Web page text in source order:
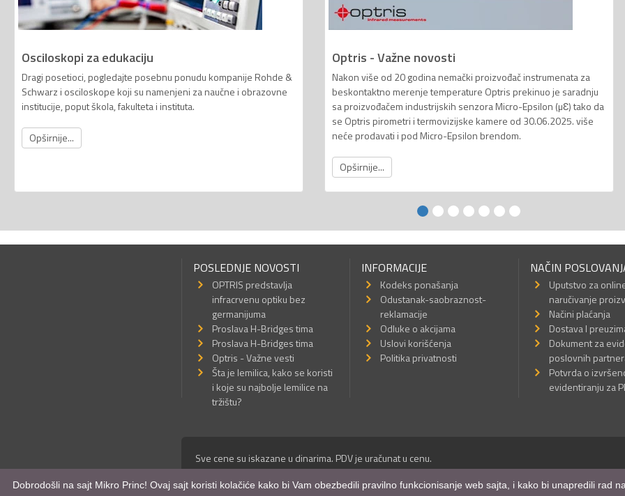
Osciloskopi za edukaciju
Dragi posetioci, pogledajte posebnu ponudu kompanije Rohde &
Schwarz i osciloskope koji su namenjeni za naučne i obrazovne
institucije, poput škola, fakulteta i instituta.
Opširnije...
Optris - Važne novosti
Nakon više od 20 godina nemački proizvođač instrumenata za
beskontaktno merenje temperature Optris prekinuo je saradnju
sa proizvođačem industrijskih senzora Micro-Epsilon (µƐ) tako da
se Optris pirometri i termovizijske kamere od 30.06.2025. više
neće prodavati i pod Micro-Epsilon brendom.
Opširnije...
POSLEDNJE NOVOSTI
OPTRIS predstavlja
infracrvenu optiku bez
germanijuma
Proslava H-Bridges tima
Proslava H-Bridges tima
Optris - Važne vesti
Šta je lemilica, kako se koristi
i koje su najbolje lemilice na
tržištu?
INFORMACIJE
Kodeks ponašanja
Odustanak-saobraznost-
reklamacije
Odluke o akcijama
Uslovi korišćenja
Politika privatnosti
NAČIN
Uputstvo za
naručivanje
Načini plaćanja
Dostava I
Dokument za
poslovnih
Potvrda o
evidentiranju za
Sve cene su iskazane u dinarima. PDV je uračunat u cenu.
© Mikro Princ 1999 - 2026. Sva prava su zadržana.
Kreirao*nbgcreator |Izdrada Internet prodavnice,Izrada sajtaimobilnih aplikacijai SEO optimizacija
Dobrodošli na sajt Mikro Princ! Ovaj sajt koristi kolačiće kako bi Vam obezbedili pravilno funkcionisanje web sajta, i kako bi unapredili rad